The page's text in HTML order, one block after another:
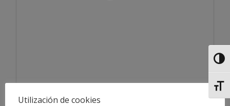
Utilización de cookies